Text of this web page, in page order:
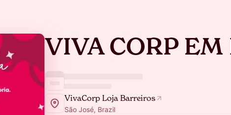
VIVA CORP
VivaCorp Loja Barreiros
São José, Brazil